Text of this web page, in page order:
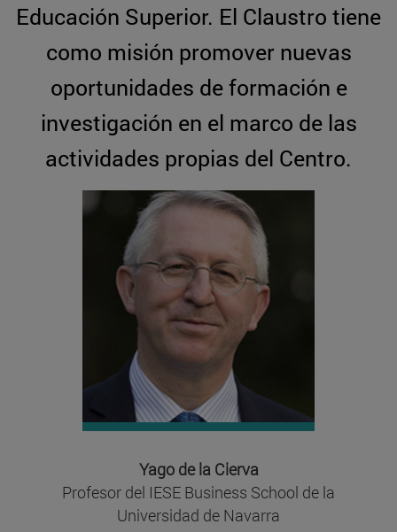
Educación Superior. El Claustro tiene
como misión promover nuevas
oportunidades de formación e
investigación en el marco de las
actividades propias del Centro.
Yago de la Cierva
Profesor del IESE Business School de la
Universidad de Navarra